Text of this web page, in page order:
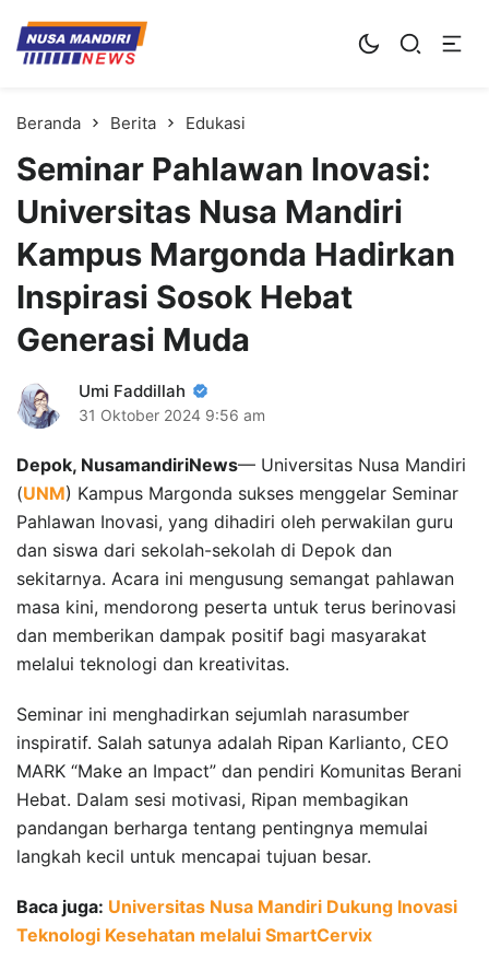
Kampus Digital Bisnis
Universitas Nusa Mandiri
Beranda Berita Edukasi
Seminar Pahlawan Inovasi:
Universitas Nusa Mandiri
Kampus Margonda Hadirkan
Inspirasi Sosok Hebat
Generasi Muda
Umi Faddillah
31 Oktober 2024 9:56 am
Depok, NusamandiriNews— Universitas Nusa Mandiri
(UNM) Kampus Margonda sukses menggelar Seminar
Pahlawan Inovasi, yang dihadiri oleh perwakilan guru
dan siswa dari sekolah-sekolah di Depok dan
sekitarnya. Acara ini mengusung semangat pahlawan
masa kini, mendorong peserta untuk terus berinovasi
dan memberikan dampak positif bagi masyarakat
melalui teknologi dan kreativitas.
Seminar ini menghadirkan sejumlah narasumber
inspiratif. Salah satunya adalah Ripan Karlianto, CEO
MARK “Make an Impact” dan pendiri Komunitas Berani
Hebat. Dalam sesi motivasi, Ripan membagikan
pandangan berharga tentang pentingnya memulai
langkah kecil untuk mencapai tujuan besar.
Baca juga: Universitas Nusa Mandiri Dukung Inovasi
Teknologi Kesehatan melalui SmartCervix